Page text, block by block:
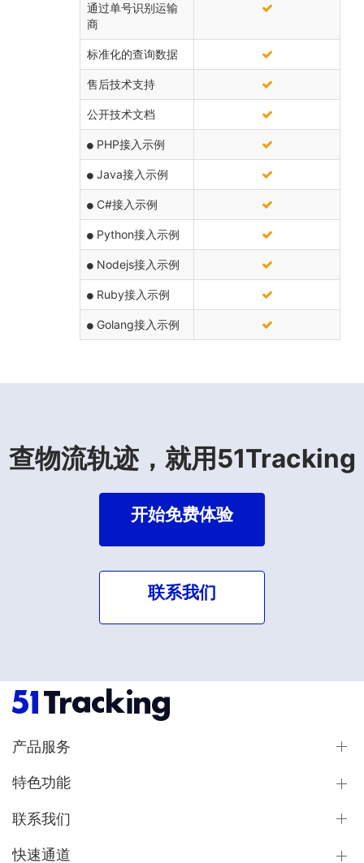
通过单号识别运输
商
标准化的查询数据
售后技术支持
公开技术文档
PHP接入示例
Java接入示例
C#接入示例
Python接入示例
Nodejs接入示例
Ruby接入示例
Golang接入示例
查物流轨迹，就用51Tracking
开始免费体验
联系我们
产品服务
特色功能
联系我们
快速通道